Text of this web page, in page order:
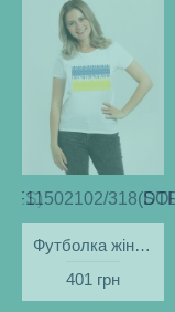
Футболка жіноча Вишиванка великий прапор Ukraine біла - DTF11502
401 грн